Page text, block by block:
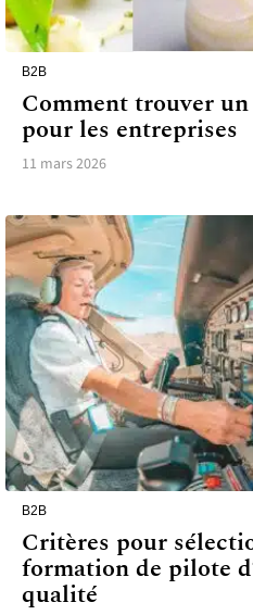
B2B
Comment trouver
pour les entreprises
11 mars 2026
B2B
Critères pour
formation de pilote
qualité